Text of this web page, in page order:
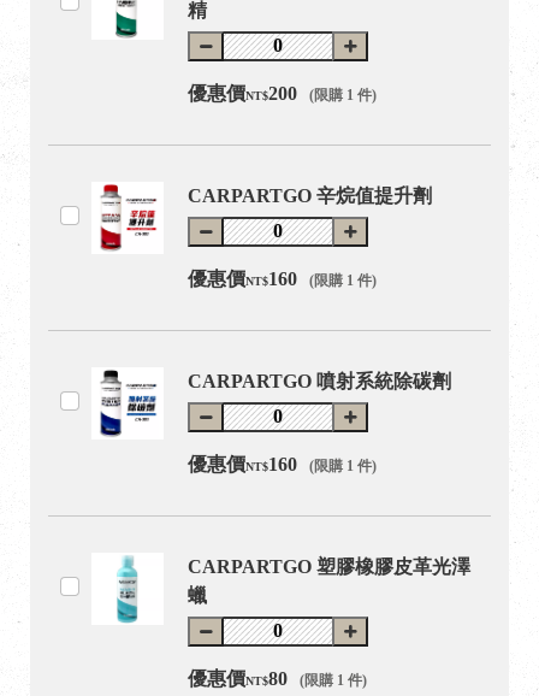
精
優惠價NT$200 (限購 1 件)
CARPARTGO 辛烷值提升劑
優惠價NT$160 (限購 1 件)
CARPARTGO 噴射系統除碳劑
優惠價NT$160 (限購 1 件)
CARPARTGO 塑膠橡膠皮革光澤
蠟
優惠價NT$80 (限購 1 件)